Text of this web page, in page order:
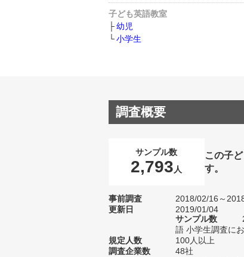
子ども英語教室
幼児
小学生
調査概要
サンプル数
2,793 人
この子
す。
事前調査
2018/02/16～
更新日
2019/01/04
サンプル数
語 小学生調査に
規定人数
100人以上
調査企業数
48社